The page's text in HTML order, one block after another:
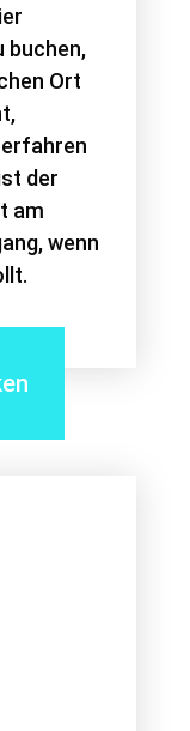
buchen,
Ort
der
am
wenn